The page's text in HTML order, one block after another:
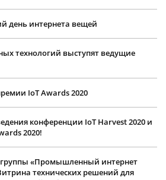
день интернета вещей
технологий выступят ведущие
IoT Awards 2020
конференции IoT Harvest 2020 и
2020!
«Промышленный интернет
технических решений для